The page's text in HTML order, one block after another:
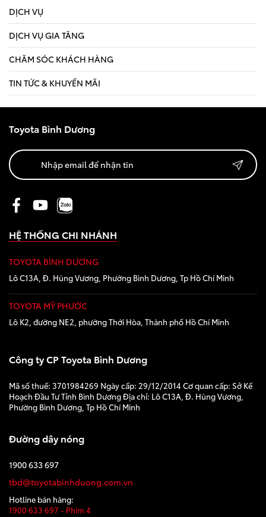
DỊCH VỤ
DỊCH VỤ GIA TĂNG
CHĂM SÓC KHÁCH HÀNG
TIN TỨC & KHUYẾN MÃI
Toyota Bình Dương
HỆ THỐNG CHI NHÁNH
TOYOTA BÌNH DƯƠNG
Lô C13A, Đ. Hùng Vương, Phường Bình Dương, Tp Hồ Chí Minh
TOYOTA MỸ PHƯỚC
Lô K2, đường NE2, phường Thới Hòa, Thành phố Hồ Chí Minh
Công ty CP Toyota Bình Dương
Mã số thuế: 3701984269 Ngày cấp: 29/12/2014 Cơ quan cấp: Sở Kế
Hoạch Đầu Tư Tỉnh Bình Dương Địa chỉ: Lô C13A, Đ. Hùng Vương,
Phường Bình Dương, Tp Hồ Chí Minh
Đường dây nóng
1900 633 697
tbd@toyotabinhduong.com.vn
Hotline bán hàng:
1900 633 697 - Phím 4